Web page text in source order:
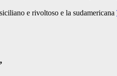
e rivoltoso e la sudamericana